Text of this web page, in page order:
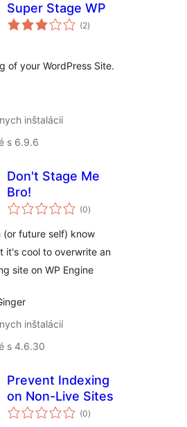
Super Stage WP
(2celkové
hodnotenie
)
of your WordPress Site.
inštalácií
s 6.9.6
Don't Stage Me
Bro!
(0celkové
hodnotenie
)
(or future self) know
it's cool to overwrite an
site on WP Engine
inštalácií
s 4.6.30
Prevent Indexing
on Non-Live Sites
(0celkové
hodnotenie
)